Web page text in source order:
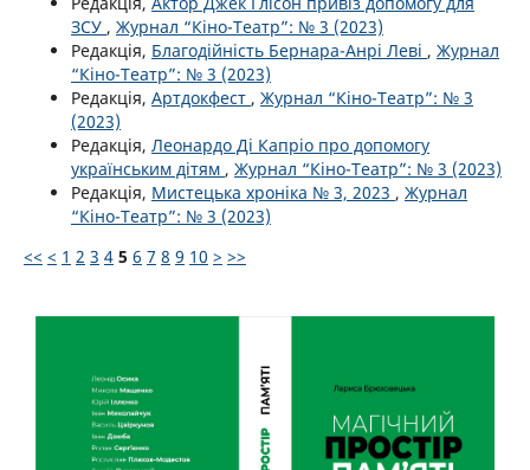
ЗСУ , Журнал “Кіно-Театр”: № 3 (2023)
Редакція, Благодійність Бернара-Анрі Леві , Журнал
“Кіно-Театр”: № 3 (2023)
Редакція, Артдокфест , Журнал “Кіно-Театр”: № 3
(2023)
Редакція, Леонардо Ді Капріо про допомогу
українським дітям , Журнал “Кіно-Театр”: № 3 (2023)
Редакція, Мистецька хроніка № 3, 2023 , Журнал
“Кіно-Театр”: № 3 (2023)
<< < 1 2 3 4 5 6 7 8 9 10 > >>